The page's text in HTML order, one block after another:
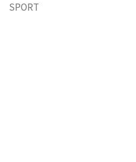
SPORT